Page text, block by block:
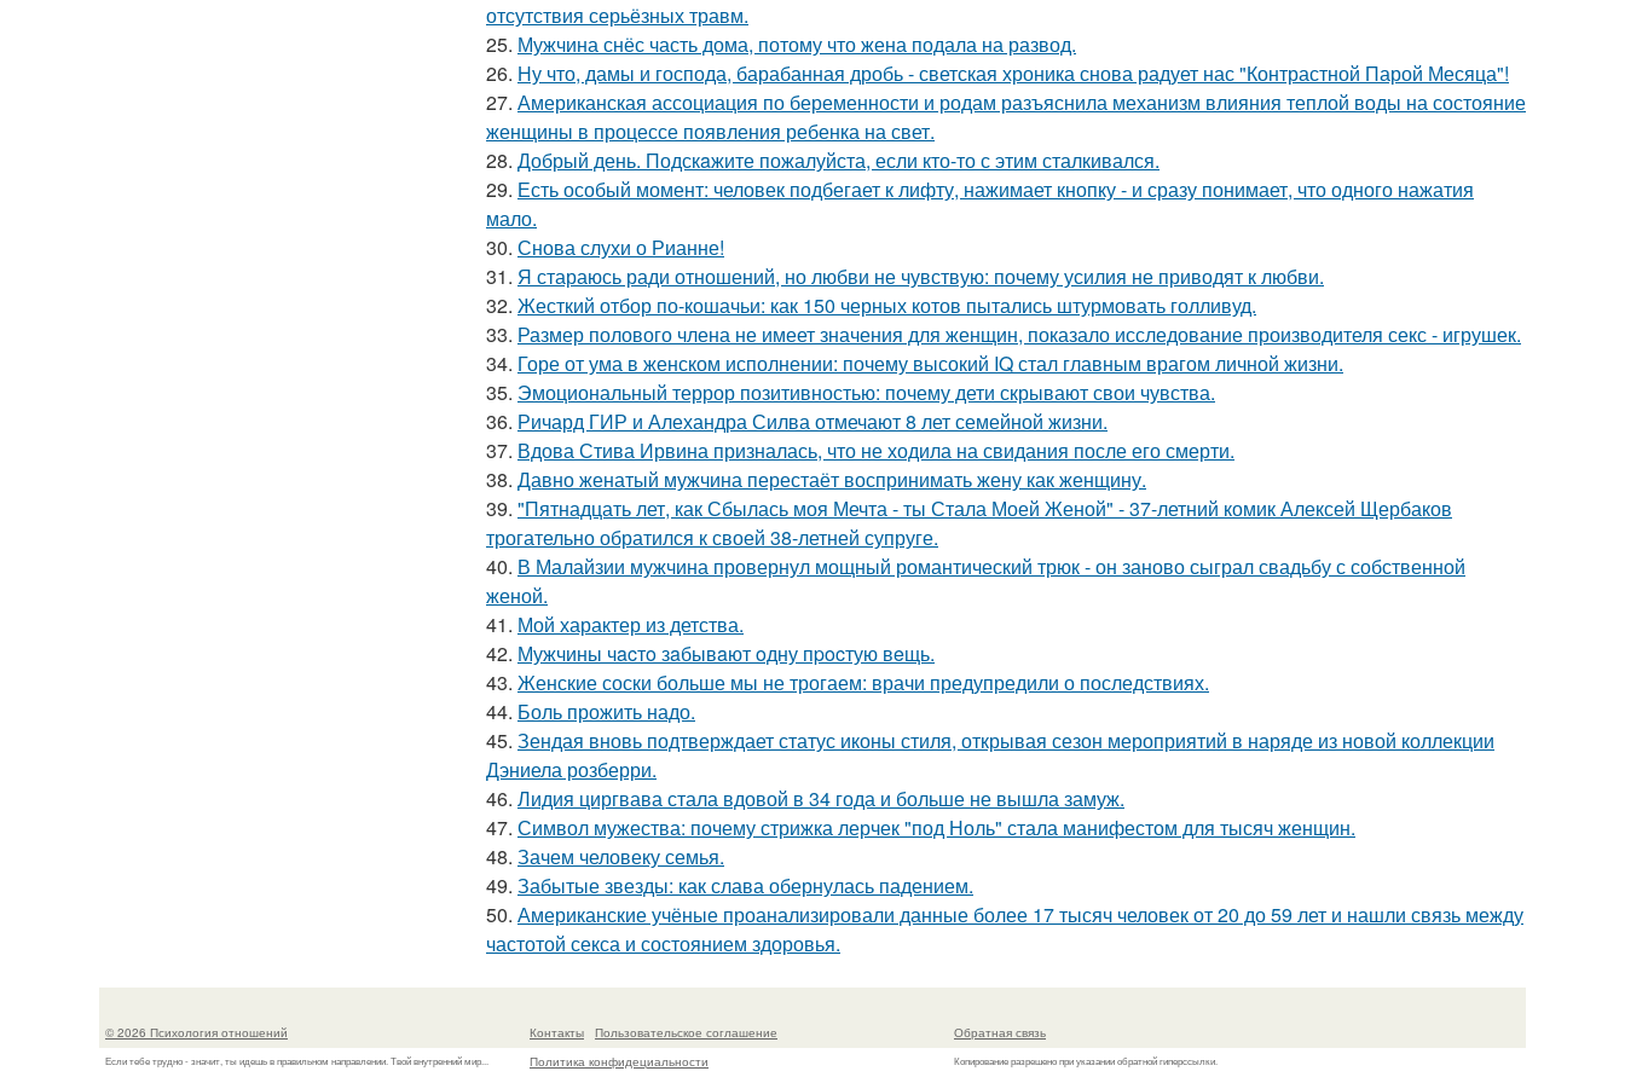
отсутствия серьёзных травм.
25. Мужчина снёс часть дома, потому что жена подала на развод.
26. Ну что, дамы и господа, барабанная дробь - светская хроника снова радует нас "Контрастной Парой Месяца"!
27. Американская ассоциация по беременности и родам разъяснила механизм влияния теплой воды на состояние
женщины в процессе появления ребенка на свет.
28. Добрый день. Подскaжите пожалуйста, если кто-то с этим сталкивался.
29. Есть особый момент: человек подбегает к лифту, нажимает кнопку - и сразу понимает, что одного нажатия
мало.
30. Снова слухи о Рианне!
31. Я стараюсь ради отношений, но любви не чувствую: почему усилия не приводят к любви.
32. Жесткий отбор по-кошачьи: как 150 черных котов пытались штурмовать голливуд.
33. Размер полового члена не имеет значения для женщин, показало исследование производителя секс - игрушек.
34. Горе от ума в женском исполнении: почему высокий IQ стал главным врагом личной жизни.
35. Эмоциональный террор позитивностью: почему дети скрывают свои чувства.
36. Ричард ГИР и Алехандра Силва отмечают 8 лет семейной жизни.
37. Вдова Стива Ирвина призналась, что не ходила на свидания после его смерти.
38. Давно женатый мужчина перестаёт воспринимать жену как женщину.
39. "Пятнадцать лет, как Сбылась моя Мечта - ты Стала Моей Женой" - 37-летний комик Алексей Щербаков
трогательно обратился к своей 38-летней супруге.
40. В Малайзии мужчина провернул мощный романтический трюк - он заново сыграл свадьбу с собственной
женой.
41. Мой характер из детства.
42. Мужчины чacтo зaбывaют oдну пpocтую вeщь.
43. Женские соски больше мы не трогаем: врачи предупредили о последствиях.
44. Боль прожить надо.
45. Зендая вновь подтверждает статус иконы стиля, открывая сезон мероприятий в наряде из новой коллекции
Дэниела розберри.
46. Лидия циргвава стала вдовой в 34 года и больше не вышла замуж.
47. Символ мужества: почему стрижка лерчек "под Ноль" стала манифестом для тысяч женщин.
48. Зачем человеку семья.
49. Забытые звезды: как слава обернулась падением.
50. Американские учёные проанализировали данные более 17 тысяч человек от 20 до 59 лет и нашли связь между
частотой секса и состоянием здоровья.
© 2026 Психология отношений
Если тебе трудно - значит, ты идешь в правильном направлении. Твой внутренний мир...
Контакты
Пользовательское соглашение
Политика конфидециальности
Обратная связь
Копирование разрешено при указании обратной гиперссылки.